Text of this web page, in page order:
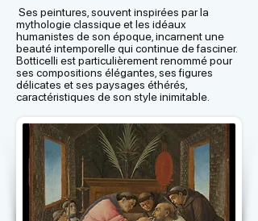
Ses peintures, souvent inspirées par la
mythologie classique et les idéaux
humanistes de son époque, incarnent une
beauté intemporelle qui continue de fasciner.
Botticelli est particulièrement renommé pour
ses compositions élégantes, ses figures
délicates et ses paysages éthérés,
caractéristiques de son style inimitable.